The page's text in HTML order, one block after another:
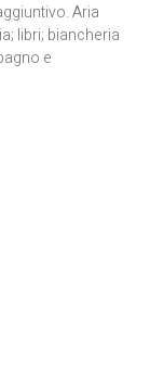
Aria
libri; biancheria
e